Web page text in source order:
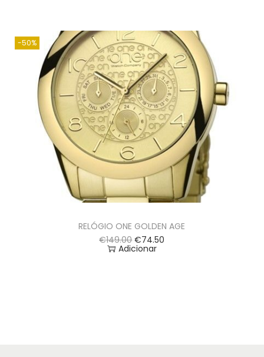
-50%
RELÓGIO ONE GOLDEN AGE
€149.00 €74.50
Adicionar